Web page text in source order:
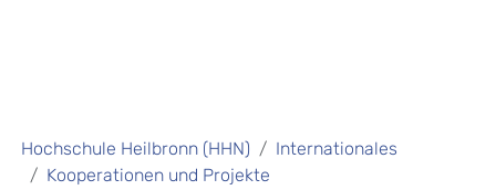
Hochschule Heilbronn (HHN)
Internationales
Kooperationen und Projekte